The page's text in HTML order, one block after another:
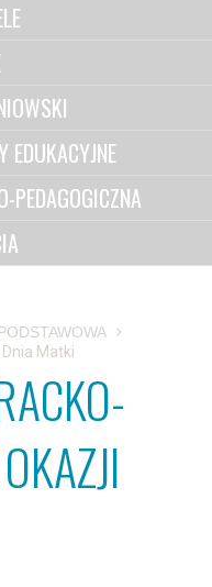
EDUKACYJNE
PEDAGOGICZNA
Matki